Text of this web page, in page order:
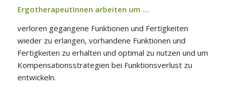
ErgotherapeutInnen arbeiten um …
verloren gegangene Funktionen und Fertigkeiten
wieder zu erlangen, vorhandene Funktionen und
Fertigkeiten zu erhalten und optimal zu nutzen und um
Kompensationsstrategien bei Funktionsverlust zu
entwickeln.